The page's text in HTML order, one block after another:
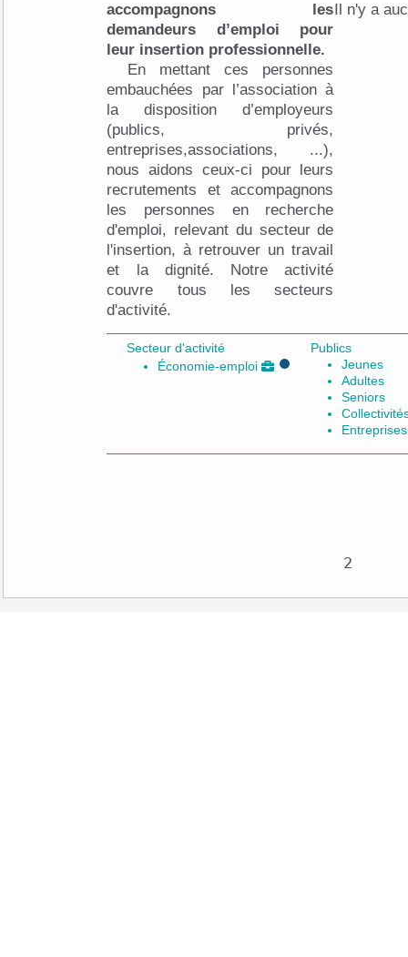
accompagnons les
demandeurs d’emploi pour
leur insertion professionnelle.
En mettant ces personnes
embauchées par l’association à
la disposition d’employeurs
(publics, privés,
entreprises,associations, ...),
nous aidons ceux-ci pour leurs
recrutements et accompagnons
les personnes en recherche
d'emploi, relevant du secteur de
l'insertion, à retrouver un travail
et la dignité. Notre activité
couvre tous les secteurs
d'activité.
Il n'y a
Secteur d'activité
Économie-emploi
Publics
Jeunes
Adultes
Seniors
Entreprises